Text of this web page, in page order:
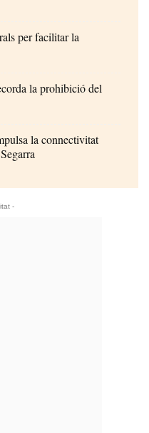
per facilitar la
la prohibició del
la connectivitat
-